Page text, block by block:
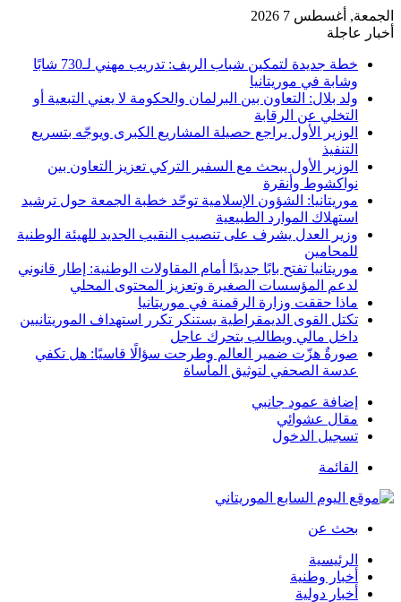
الجمعة, أغسطس 7 2026
أخبار عاجلة
خطة جديدة لتمكين شباب الريف: تدريب مهني لـ730 شابًا
وشابة في موريتانيا
ولد بلال: التعاون بين البرلمان والحكومة لا يعني التبعية أو
التخلي عن الرقابة
الوزير الأول يراجع حصيلة المشاريع الكبرى ويوجّه بتسريع
التنفيذ
الوزير الأول يبحث مع السفير التركي تعزيز التعاون بين
نواكشوط وأنقرة
موريتانيا: الشؤون الإسلامية توحّد خطبة الجمعة حول ترشيد
استهلاك الموارد الطبيعية
وزير العدل يشرف على تنصيب النقيب الجديد للهيئة الوطنية
للمحامين
موريتانيا تفتح بابًا جديدًا أمام المقاولات الوطنية: إطار قانوني
لدعم المؤسسات الصغيرة وتعزيز المحتوى المحلي
ماذا حققت وزارة الرقمنة في موريتانيا
تكتل القوى الديمقراطية يستنكر تكرر استهداف الموريتانيين
داخل مالي ويطالب بتحرك عاجل
صورةٌ هزّت ضمير العالم وطرحت سؤالًا قاسيًا: هل تكفي
عدسة الصحفي لتوثيق المأساة
إضافة عمود جانبي
مقال عشوائي
تسجيل الدخول
القائمة
بحث عن
الرئيسية
أخبار وطنية
أخبار دولية